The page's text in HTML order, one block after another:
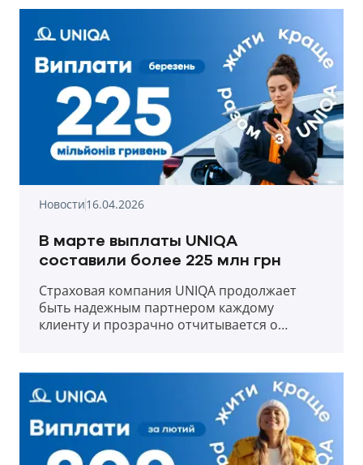
Новости16.04.2026
В марте выплаты UNIQA
составили более 225 млн грн
Страховая компания UNIQA продолжает
быть надежным партнером каждому
клиенту и прозрачно отчитывается о